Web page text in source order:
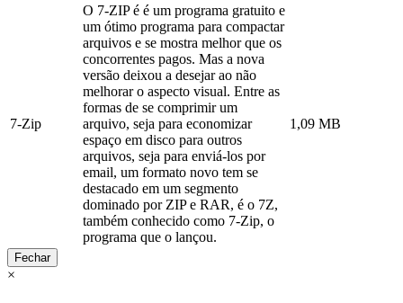
7-Zip
O 7-ZIP é é um programa gratuito e
um ótimo programa para compactar
arquivos e se mostra melhor que os
concorrentes pagos. Mas a nova
versão deixou a desejar ao não
melhorar o aspecto visual. Entre as
formas de se comprimir um
arquivo, seja para economizar
espaço em disco para outros
arquivos, seja para enviá-los por
email, um formato novo tem se
destacado em um segmento
dominado por ZIP e RAR, é o 7Z,
também conhecido como 7-Zip, o
programa que o lançou.
1,09 MB
Fechar
×